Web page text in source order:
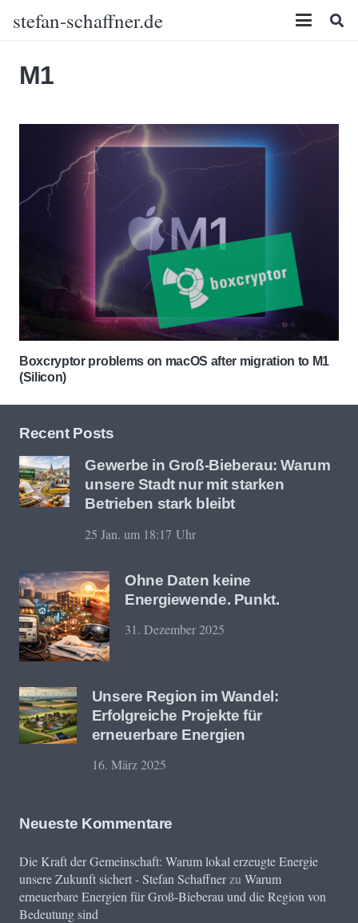
stefan-schaffner.de
M1
Boxcryptor problems on macOS after migration to M1
(Silicon)
Recent Posts
Gewerbe in Groß-Bieberau: Warum
unsere Stadt nur mit starken
Betrieben stark bleibt
25 Jan. um 18:17 Uhr
Ohne Daten keine
Energiewende. Punkt.
31. Dezember 2025
Unsere Region im Wandel:
Erfolgreiche Projekte für
erneuerbare Energien
16. März 2025
Neueste Kommentare
Die Kraft der Gemeinschaft: Warum lokal erzeugte Energie
unsere Zukunft sichert - Stefan Schaffnerzu Warum
erneuerbare Energien für Groß-Bieberau und die Region von
Bedeutung sind